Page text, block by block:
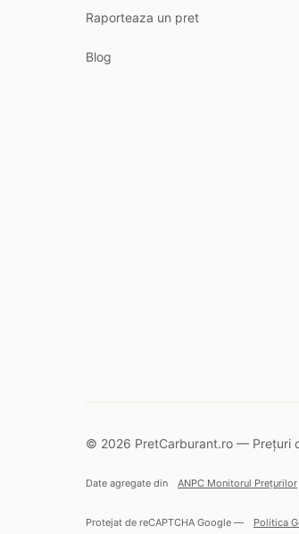
Raporteaza un pret
Blog
© 2026 PretCarburant.ro — Prețuri
Date agregate din ANPC Monitorul Prețurilor
Protejat de reCAPTCHA Google — Politica